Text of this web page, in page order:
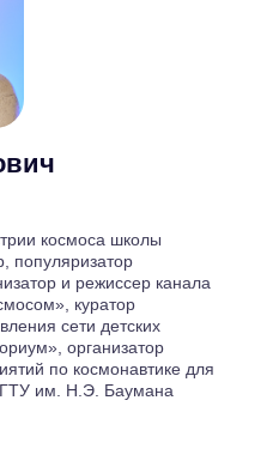
космоса школы
популяризатор
и режиссер канала
куратор
сети детских
организатор
по космонавтике для
им. Н.Э. Баумана